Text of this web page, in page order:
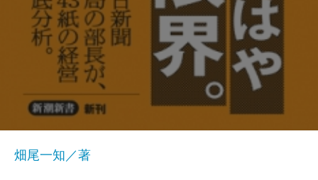
畑尾一知／著